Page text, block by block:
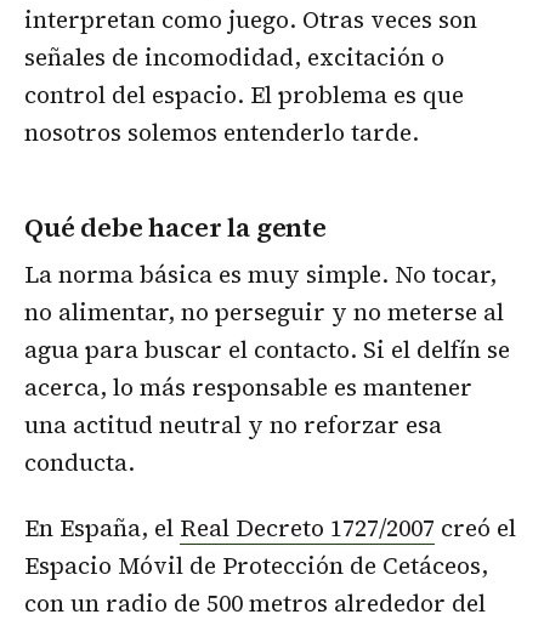
interpretan como juego. Otras veces son
señales de incomodidad, excitación o
control del espacio. El problema es que
nosotros solemos entenderlo tarde.
Qué debe hacer la gente
La norma básica es muy simple. No tocar,
no alimentar, no perseguir y no meterse al
agua para buscar el contacto. Si el delfín se
acerca, lo más responsable es mantener
una actitud neutral y no reforzar esa
conducta.
En España, el Real Decreto 1727/2007 creó el
Espacio Móvil de Protección de Cetáceos,
con un radio de 500 metros alrededor del